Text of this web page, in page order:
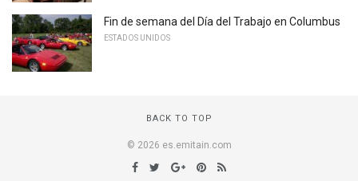
Fin de semana del Día del Trabajo en Columbus
ESTADOS UNIDOS
BACK TO TOP
© 2026 es.emitain.com